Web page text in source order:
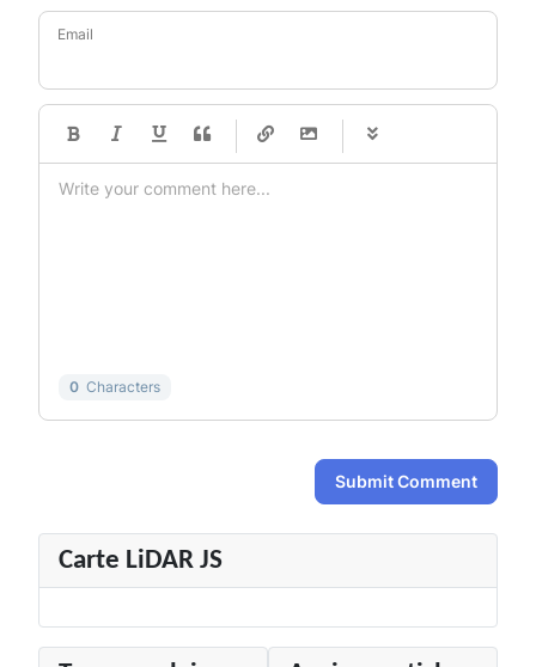
Email
-
-
-
-
0 Characters
Submit Comment
Carte LiDAR JS